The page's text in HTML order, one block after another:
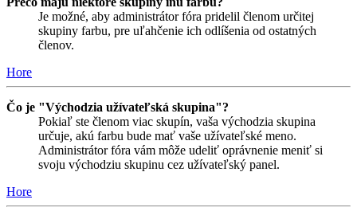
Je možné, aby administrátor fóra pridelil členom určitej
skupiny farbu, pre uľahčenie ich odlíšenia od ostatných
členov.
Hore
Čo je "Východzia užívateľská skupina"?
Pokiaľ ste členom viac skupín, vaša východzia skupina
určuje, akú farbu bude mať vaše užívateľské meno.
Administrátor fóra vám môže udeliť oprávnenie meniť si
svoju východziu skupinu cez užívateľský panel.
Hore